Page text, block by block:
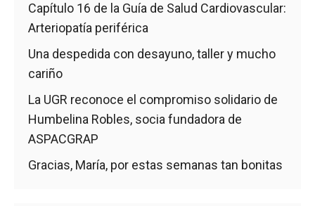
Capítulo 16 de la Guía de Salud Cardiovascular:
Arteriopatía periférica
Una despedida con desayuno, taller y mucho
cariño
La UGR reconoce el compromiso solidario de
Humbelina Robles, socia fundadora de
ASPACGRAP
Gracias, María, por estas semanas tan bonitas